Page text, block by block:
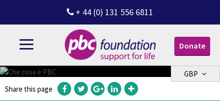
+ 44 (0) 131 556 6811
Donate
GBP
Share this page